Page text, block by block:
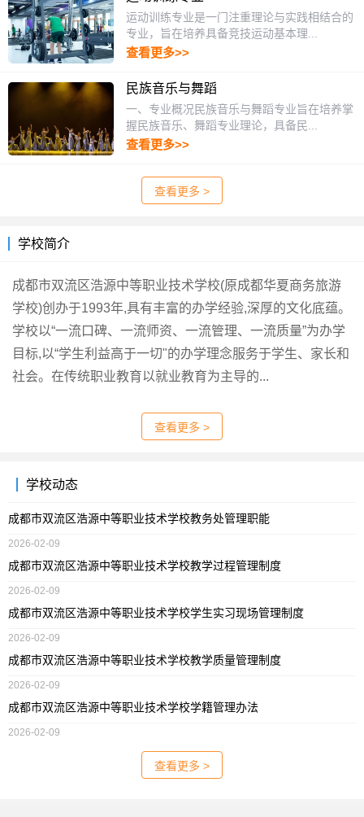
运动训练专业是一门注重理论与实践相结合的
专业，旨在培养具备竞技运动基本理...
查看更多>>
民族音乐与舞蹈
一、专业概况民族音乐与舞蹈专业旨在培养掌
握民族音乐、舞蹈专业理论，具备民...
查看更多>>
查看更多 >
学校简介
成都市双流区浩源中等职业技术学校(原成都华夏商务旅游
学校)创办于1993年,具有丰富的办学经验,深厚的文化底蕴。
学校以“一流口碑、一流师资、一流管理、一流质量”为办学
目标,以“学生利益高于一切"的办学理念服务于学生、家长和
社会。在传统职业教育以就业教育为主导的...
查看更多 >
学校动态
成都市双流区浩源中等职业技术学校教务处管理职能
2026-02-09
成都市双流区浩源中等职业技术学校教学过程管理制度
2026-02-09
成都市双流区浩源中等职业技术学校学生实习现场管理制度
2026-02-09
成都市双流区浩源中等职业技术学校教学质量管理制度
2026-02-09
成都市双流区浩源中等职业技术学校学籍管理办法
2026-02-09
查看更多 >